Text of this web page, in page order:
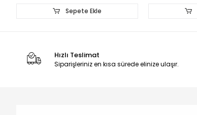
Sepete Ekle
Hızlı Teslimat
Siparişleriniz en kısa sürede elinize ulaşır.